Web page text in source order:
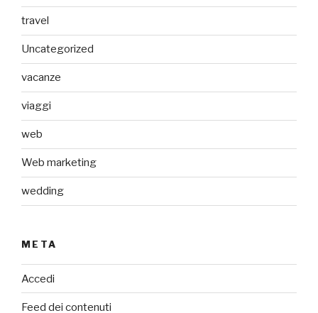
travel
Uncategorized
vacanze
viaggi
web
Web marketing
wedding
META
Accedi
Feed dei contenuti